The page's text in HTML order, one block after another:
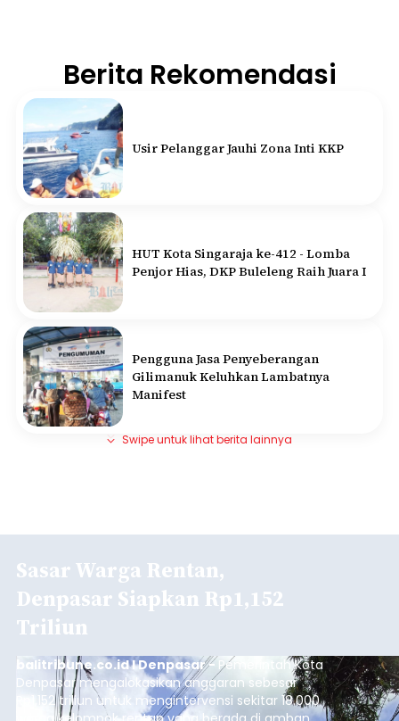
Berita Rekomendasi
Usir Pelanggar Jauhi Zona Inti KKP
HUT Kota Singaraja ke-412 - Lomba
Penjor Hias, DKP Buleleng Raih Juara I
Pengguna Jasa Penyeberangan
Gilimanuk Keluhkan Lambatnya
Manifest
Swipe untuk lihat berita lainnya
Sasar Warga Rentan,
Denpasar Siapkan Rp1,152
Triliun
balitribune.co.id I Denpasar - Pemerintah Kota
Denpasar mengalokasikan anggaran sebesar
Rp1,152 triliun untuk mengintervensi sekitar 18.000